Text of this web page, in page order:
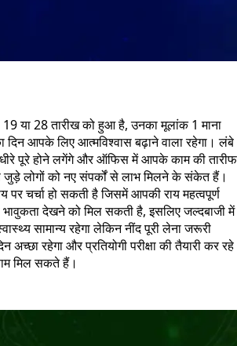
या 28 तारीख को हुआ है, उनका मूलांक 1 माना
आपके लिए आत्मविश्वास बढ़ाने वाला रहेगा। लंबे
पूरे होने लगेंगे और ऑफिस में आपके काम की तारीफ
जुड़े लोगों को नए संपर्कों से लाभ मिलने के संकेत हैं।
पर चर्चा हो सकती है जिसमें आपकी राय महत्वपूर्ण
भावुकता देखने को मिल सकती है, इसलिए जल्दबाजी में
सामान्य रहेगा लेकिन नींद पूरी लेना जरूरी
अच्छा रहेगा और प्रतियोगी परीक्षा की तैयारी कर रहे
मिल सकते हैं।